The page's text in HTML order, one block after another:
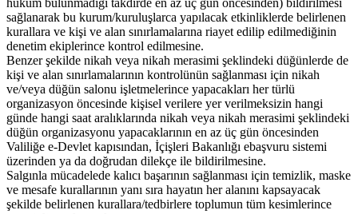
hüküm bulunmadığı takdirde en az üç gün öncesinden) bildirilmesi
sağlanarak bu kurum/kuruluşlarca yapılacak etkinliklerde belirlenen
kurallara ve kişi ve alan sınırlamalarına riayet edilip edilmediğinin
denetim ekiplerince kontrol edilmesine.
Benzer şekilde nikah veya nikah merasimi şeklindeki düğünlerde de
kişi ve alan sınırlamalarının kontrolünün sağlanması için nikah
ve/veya düğün salonu işletmelerince yapacakları her türlü
organizasyon öncesinde kişisel verilere yer verilmeksizin hangi
günde hangi saat aralıklarında nikah veya nikah merasimi şeklindeki
düğün organizasyonu yapacaklarının en az üç gün öncesinden
Valiliğe e-Devlet kapısından, İçişleri Bakanlığı e­başvuru sistemi
üzerinden ya da doğrudan dilekçe ile bildirilmesine.
Salgınla mücadelede kalıcı başarının sağlanması için temizlik, maske
ve mesafe kurallarının yanı sıra hayatın her alanını kapsayacak
şekilde belirlenen kurallara/tedbirlere toplumun tüm kesimlerince